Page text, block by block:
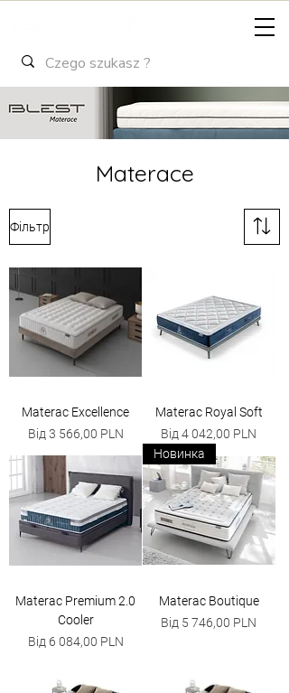
Materace
Фільтр
Materac Excellence
Від 3 566,00 PLN
За розпродажем
Materac Royal Soft
Від4 042,00 PLN
За розпродажем
Materac Premium 2.0
Cooler
Від 6 084,00 PLN
За розпродажем
Новинка
Materac Boutique
Від 5 746,00 PLN
За розпродажем